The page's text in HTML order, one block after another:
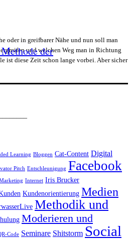
oder in greifbarer Nähe und nun soll man
und welchen Weg man in Richtung
ist diese Zeit schon lange vorbei. Aber sicher
der
Learning Bloggen Cat-Content Digital
Pitch Entschleunigung Facebook
Internet Iris Brucker
Kundenorientierung Medien
Methodik und
Moderieren und
Code Seminare Shitstorm Social